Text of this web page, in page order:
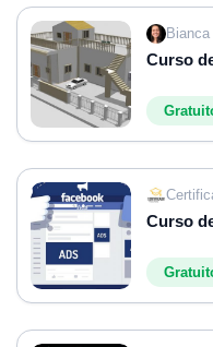
Curso
Curso